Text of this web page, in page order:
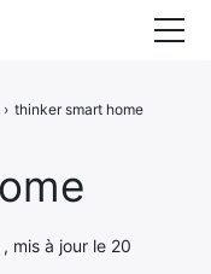
mis à jour le 20
› thinker smart home